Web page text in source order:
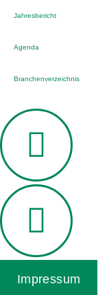
Jahresbericht
Agenda
Branchenverzeichnis
Impressum